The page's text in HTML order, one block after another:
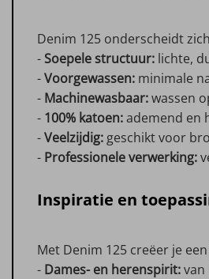
Denim 125 onderscheidt
-Soepele structuur: lichte,
-Voorgewassen: minimale
- Machinewasbaar:wassen
- 100% katoen:ademend en
-Veelzijdig: geschikt voor
- Professionele verwerking:
Inspiratie en
Met Denim 125 creëer je
- Dames- en herenspirit:van